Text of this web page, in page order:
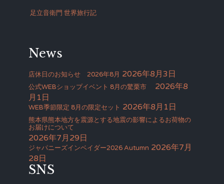
足立音衛門 世界旅行記
News
店休日のお知らせ 2026年8月 2026年8月3日
公式WEBショップイベント 8月の驚栗市
2026年8
月1日
WEB季節限定 8月の限定セット 2026年8月1日
熊本県熊本地方を震源とする地震の影響によるお荷物の
お届けについて
2026年7月29日
ジャパニーズインベイダー2026 Autumn 2026年7月
28日
SNS